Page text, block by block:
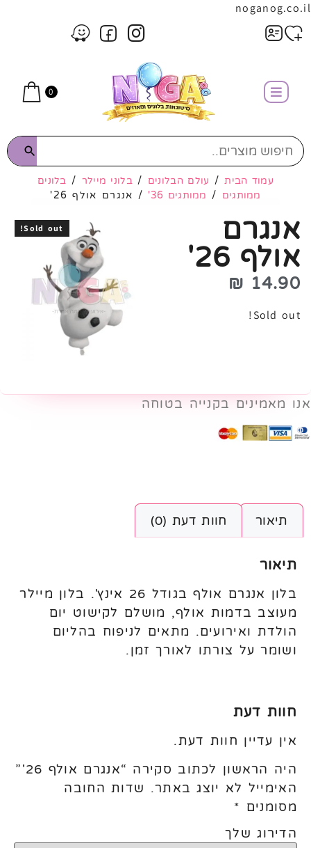
noganog.co.il
0
עמוד הבית/ עולם הבלונים /בלוני מיילר / בלונים
ממותגים / ממותגים 36' / אנגרם אולף 26'
אנגרם
אולף 26'
14.90
₪
Sold out!
Sold out!
אנו מאמינים בקנייה בטוחה
תיאור חוות דעת (0)
תיאור
בלון אנגרם אולף בגודל 26 אינץ'. בלון מיילר
מעוצב בדמות אולף, מושלם לקישוט יום
הולדת ואירועים. מתאים לניפוח בהליום
ושומר על צורתו לאורך זמן.
חוות דעת
אין עדיין חוות דעת.
היה הראשון לכתוב סקירה “אנגרם אולף 26'”
האימייל לא יוצג באתר. שדות החובה
מסומנים *
הדירוג שלך